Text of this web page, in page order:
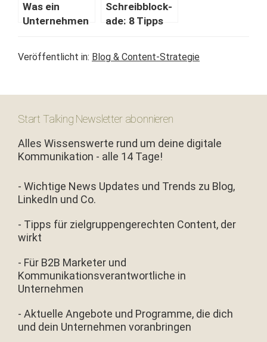
Was ein
Unternehmen
um ein Blog zu
starten
Schreib­block­
ade: 8 Tipps
Veröffentlicht in: Blog & Content-Strategie
Start Talking Newsletter abonnieren
Alles Wissenswerte rund um deine digitale
Kommunikation - alle 14 Tage!
- Wichtige News Updates und Trends zu Blog,
LinkedIn und Co.
- Tipps für zielgruppengerechten Content, der
wirkt
- Für B2B Marketer und
Kommunikationsverantwortliche in
Unternehmen
- Aktuelle Angebote und Programme, die dich
und dein Unternehmen voranbringen